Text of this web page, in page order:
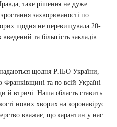
таке рішення не дуже
захворюваності по
щодня не перевищувала 20-
та більшість закладів
щодня РНБО України,
та по всій Україні
й втричі. Наша область ставить
нових хворих на коронавірус
вважає, що карантин у нас